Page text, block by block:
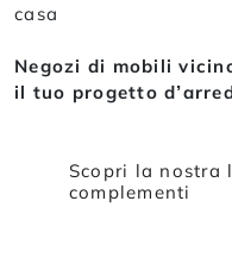
casa
Negozi di mobili
il tuo progetto
Scopri la nostra
complementi